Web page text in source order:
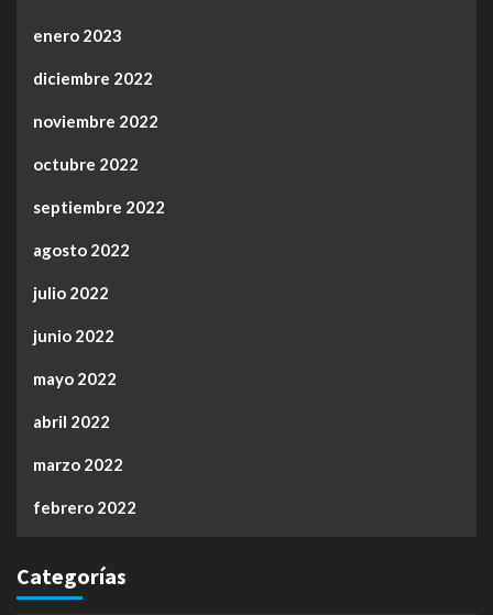
enero 2023
diciembre 2022
noviembre 2022
octubre 2022
septiembre 2022
agosto 2022
julio 2022
junio 2022
mayo 2022
abril 2022
marzo 2022
febrero 2022
Categorías